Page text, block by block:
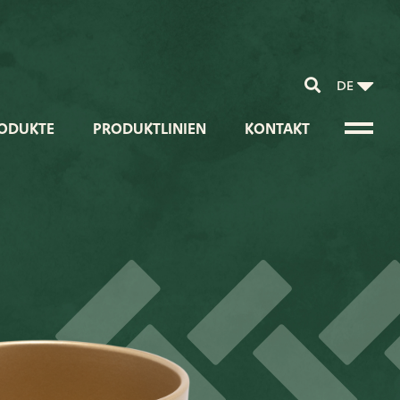
DE
PRODUKTLINIEN KONTAKT